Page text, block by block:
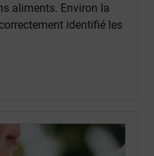
aliments. Environ la
identifié les